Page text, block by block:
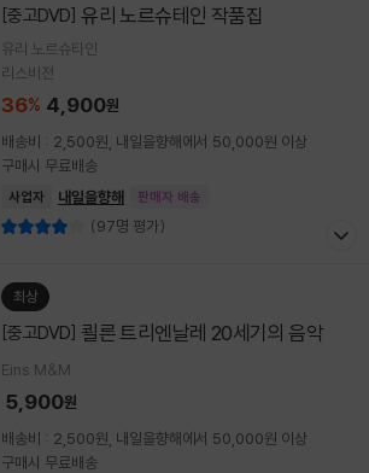
[중고DVD] 유리 노르슈테인 작품집
유리 노르슈타인
리스비젼
36% 4,900원
배송비 : 2,500원, 내일을향해에서 50,000원 이상
구매시 무료배송
사업자 내일을향해 판매자 배송
(97명 평가)
최상
[중고DVD] 쾰른 트리엔날레 20세기의 음악
Eins M&M
5,900원
배송비 : 2,500원, 내일을향해에서 50,000원 이상
구매시 무료배송